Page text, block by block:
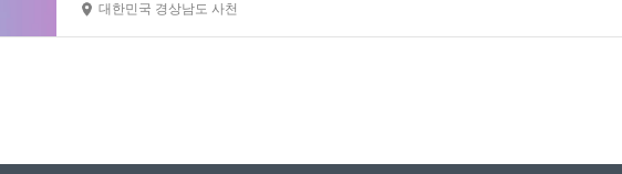
대한민국 경상남도 사천